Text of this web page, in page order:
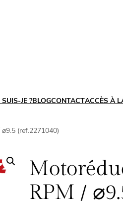
JE ?BLOGCONTACTACCÈS À
(ref.2271040)
RPM /